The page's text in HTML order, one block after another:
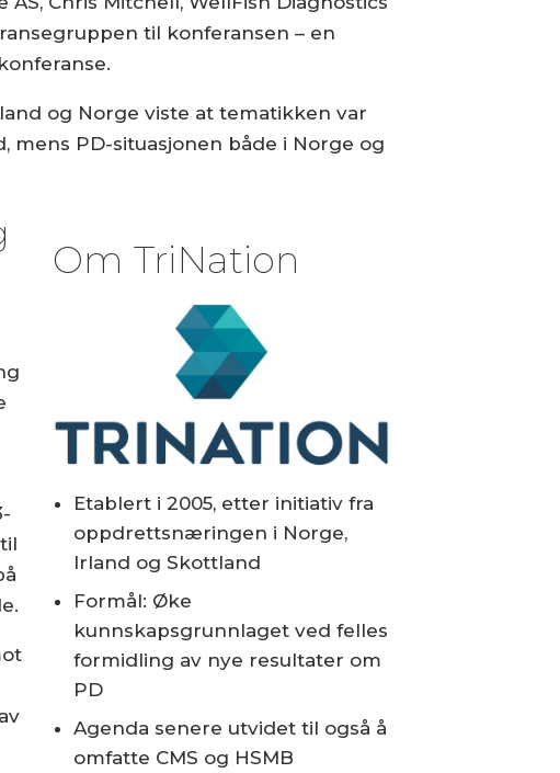
til konferansen – en
og Norge viste at tematikken var
PD-situasjonen både i Norge og
Om TriNation
Etablert i 2005, etter initiativ fra
oppdrettsnæringen i Norge,
Irland og Skottland
Formål: Øke
kunnskapsgrunnlaget ved felles
formidling av nye resultater om
PD
Agenda senere utvidet til også å
omfatte CMS og HSMB